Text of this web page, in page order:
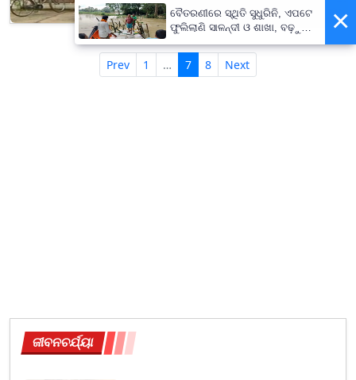
Prev 1 … 7 8 Next
ଜୀବନଚର୍ଯ୍ୟା
×
ବୈତରଣୀରେ ସ୍ଥିତି ସୁଧୁରିନି, ଏପଟେ
ଫୁଲିଲାଣି ସାଳନ୍ଦୀ ଓ ଶାଖା, ବଢ଼ୁଛି
ବନ୍ୟା ଭୟ